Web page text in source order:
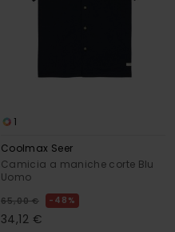
1
Coolmax Seer
Camicia a maniche corte Blu
Uomo
65,00 € 48%
34,12 €